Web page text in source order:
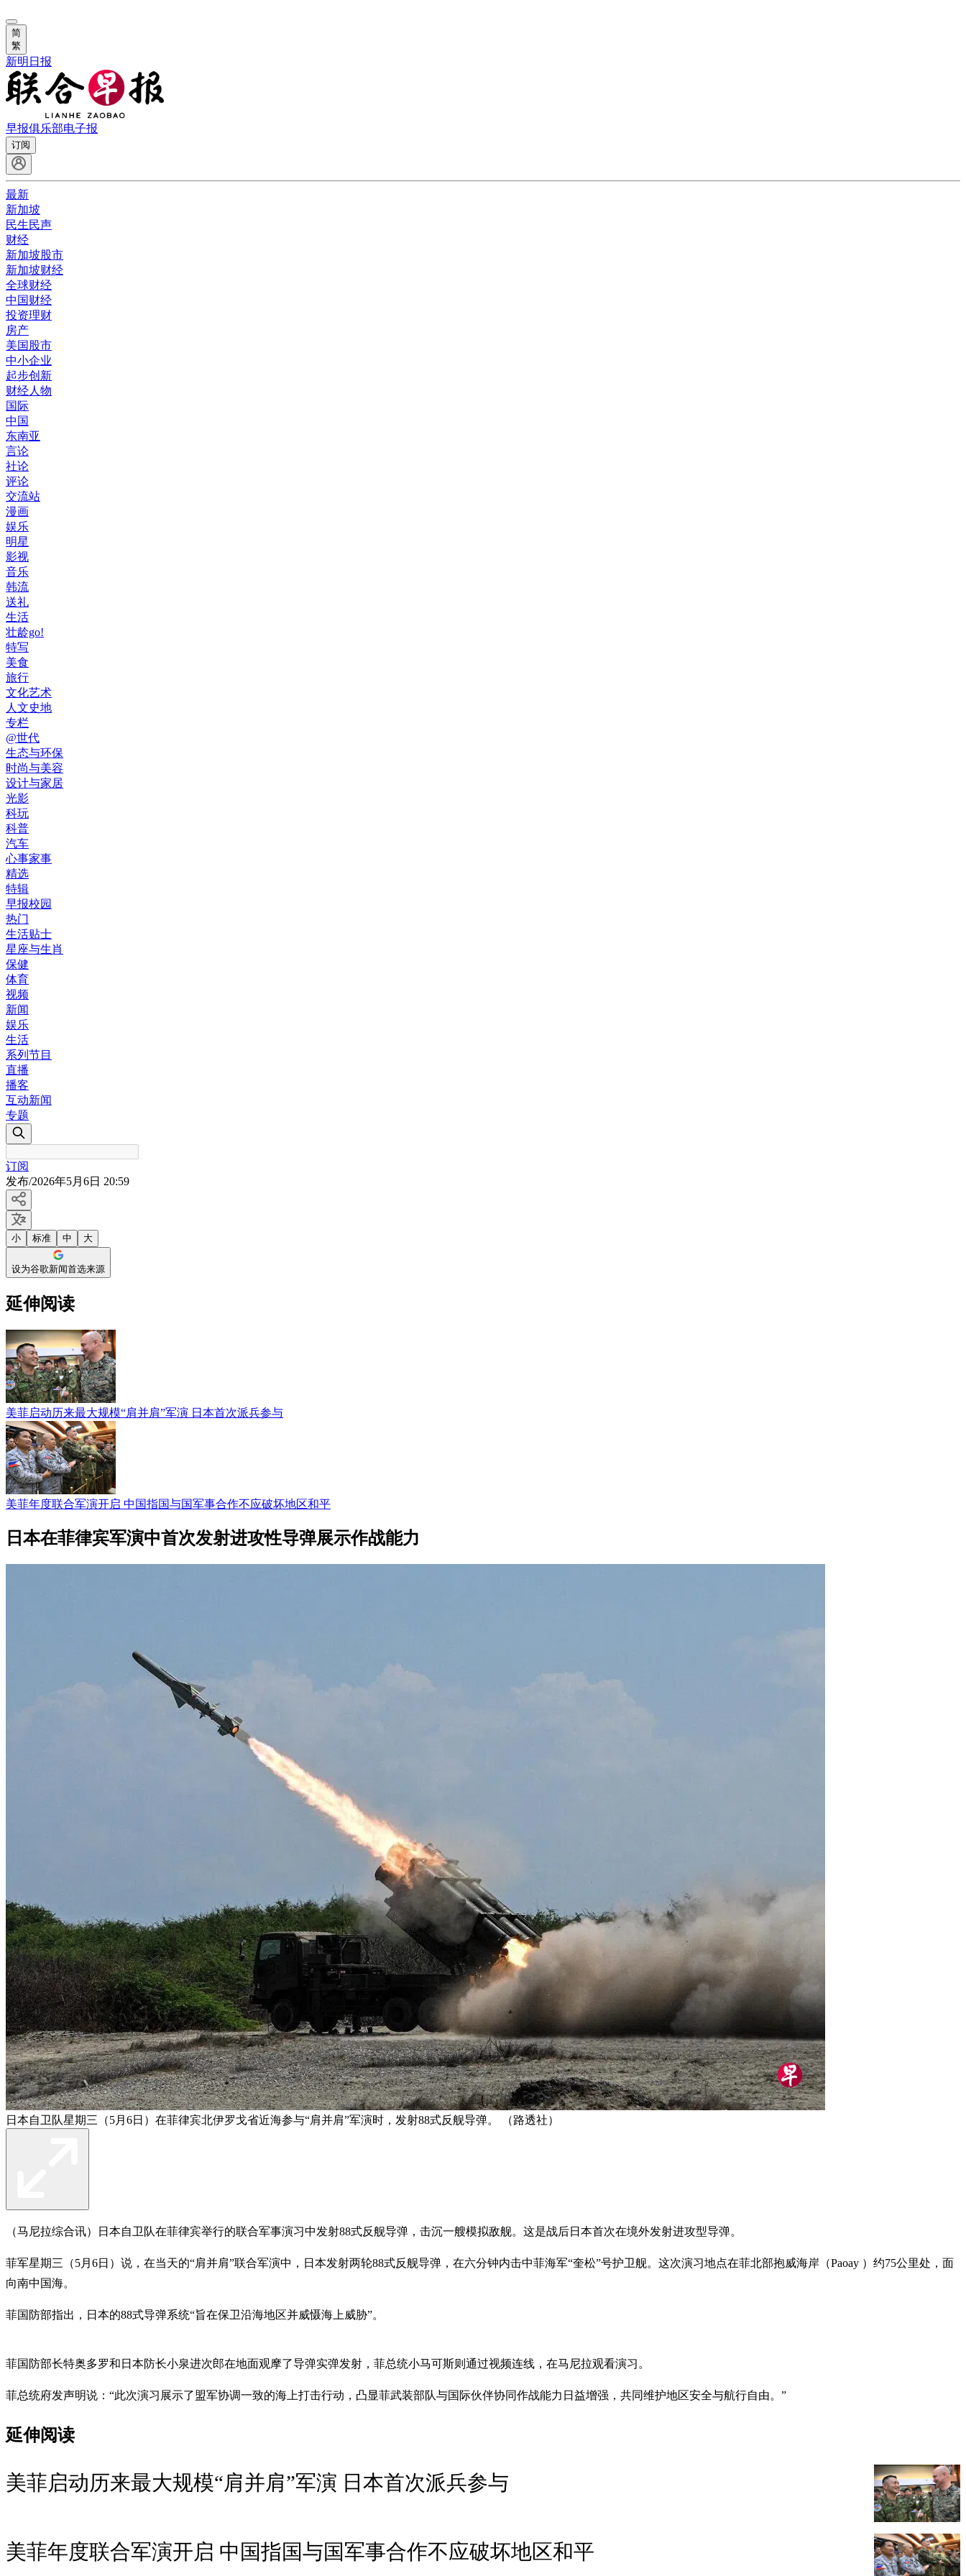
简
繁
新明日报
早报俱乐部电子报
订阅
最新
新加坡
民生民声
财经
新加坡股市
新加坡财经
全球财经
中国财经
投资理财
房产
美国股市
中小企业
起步创新
财经人物
国际
中国
东南亚
言论
社论
评论
交流站
漫画
娱乐
明星
影视
音乐
韩流
送礼
生活
壮龄go!
特写
美食
旅行
文化艺术
人文史地
专栏
@世代
生态与环保
时尚与美容
设计与家居
光影
科玩
科普
汽车
心事家事
精选
特辑
早报校园
热门
生活贴士
星座与生肖
保健
体育
视频
新闻
娱乐
生活
系列节目
直播
播客
互动新闻
专题
订阅
发布/2026年5月6日 20:59
小 标准 中 大
设为谷歌新闻首选来源
延伸阅读
美菲启动历来最大规模“肩并肩”军演 日本首次派兵参与
美菲年度联合军演开启 中国指国与国军事合作不应破坏地区和平
日本在菲律宾军演中首次发射进攻性导弹展示作战能力
日本自卫队星期三（5月6日）在菲律宾北伊罗戈省近海参与“肩并肩”军演时，发射88式反舰导弹。 （路透社）
（马尼拉综合讯）日本自卫队在菲律宾举行的联合军事演习中发射88式反舰导弹，击沉一艘模拟敌舰。这是战后日本首次在境外发射进攻型导弹。
菲军星期三（5月6日）说，在当天的“肩并肩”联合军演中，日本发射两轮88式反舰导弹，在六分钟内击中菲海军“奎松”号护卫舰。这次演习地点在菲北部抱威海岸（Paoay ）约75公里处，面
向南中国海。
菲国防部指出，日本的88式导弹系统“旨在保卫沿海地区并威慑海上威胁”。
菲国防部长特奥多罗和日本防长小泉进次郎在地面观摩了导弹实弹发射，菲总统小马可斯则通过视频连线，在马尼拉观看演习。
菲总统府发声明说：“此次演习展示了盟军协调一致的海上打击行动，凸显菲武装部队与国际伙伴协同作战能力日益增强，共同维护地区安全与航行自由。”
延伸阅读
美菲启动历来最大规模“肩并肩”军演 日本首次派兵参与
美菲年度联合军演开启 中国指国与国军事合作不应破坏地区和平